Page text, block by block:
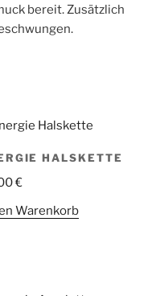
bereit. Zusätzlich
HALSKETTE
€
Warenkorb